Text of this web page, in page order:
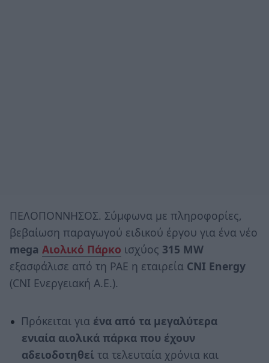
ΠΕΛΟΠΟΝΝΗΣΟΣ. Σύμφωνα με πληροφορίες,
βεβαίωση παραγωγού ειδικού έργου για ένα νέο
mega Αιολικό Πάρκο ισχύος 315 MW
εξασφάλισε από τη ΡΑΕ η εταιρεία CNI Energy
(CNI Ενεργειακή Α.Ε.).
Πρόκειται για ένα από τα μεγαλύτερα
ενιαία αιολικά πάρκα που έχουν
αδειοδοτηθεί τα τελευταία χρόνια και